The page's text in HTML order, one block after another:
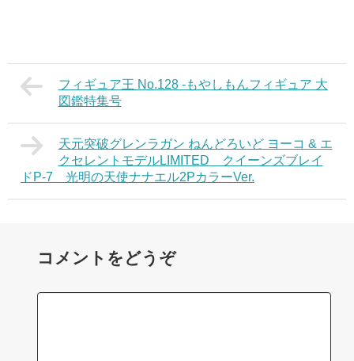
フィギュア王 No.128 -もやしもんフィギュア 大
図鑑特集号
天元突破グレンラガン ねんどろいど ヨーコ & エ
クセレントモデルLIMITED クイーンズブレイ
ドP-7 光明の天使ナナエル2PカラーVer.
コメントをどうぞ